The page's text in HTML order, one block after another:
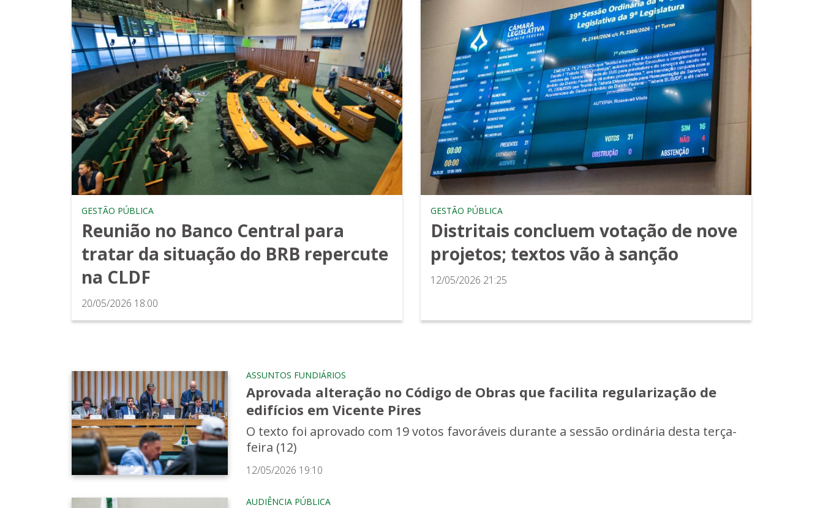
GESTÃO PÚBLICA
Reunião no Banco Central para
tratar da situação do BRB repercute
na CLDF
20/05/2026 18:00
GESTÃO PÚBLICA
Distritais concluem votação de nove
projetos; textos vão à sanção
12/05/2026 21:25
ASSUNTOS FUNDIÁRIOS
Aprovada alteração no Código de Obras que facilita regularização de
edifícios em Vicente Pires
O texto foi aprovado com 19 votos favoráveis durante a sessão ordinária desta terça-
feira (12)
12/05/2026 19:10
AUDIÊNCIA PÚBLICA